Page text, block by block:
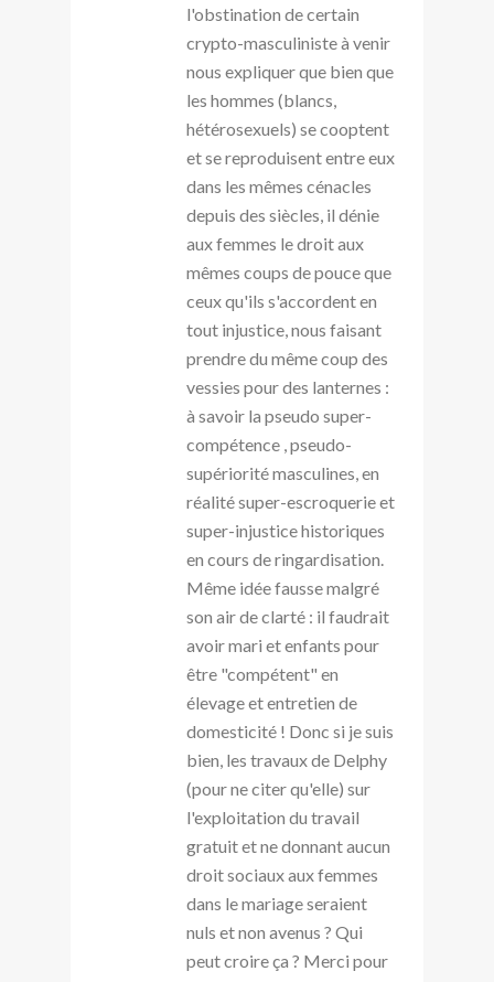
l'obstination de certain
crypto-masculiniste à venir
nous expliquer que bien que
les hommes (blancs,
hétérosexuels) se cooptent
et se reproduisent entre eux
dans les mêmes cénacles
depuis des siècles, il dénie
aux femmes le droit aux
mêmes coups de pouce que
ceux qu'ils s'accordent en
tout injustice, nous faisant
prendre du même coup des
vessies pour des lanternes :
à savoir la pseudo super-
compétence , pseudo-
supériorité masculines, en
réalité super-escroquerie et
super-injustice historiques
en cours de ringardisation.
Même idée fausse malgré
son air de clarté : il faudrait
avoir mari et enfants pour
être "compétent" en
élevage et entretien de
domesticité ! Donc si je suis
bien, les travaux de Delphy
(pour ne citer qu'elle) sur
l'exploitation du travail
gratuit et ne donnant aucun
droit sociaux aux femmes
dans le mariage seraient
nuls et non avenus ? Qui
peut croire ça ? Merci pour